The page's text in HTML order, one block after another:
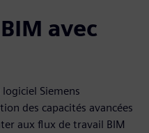
avec
Siemens
des capacités avancées
aux flux de travail BIM